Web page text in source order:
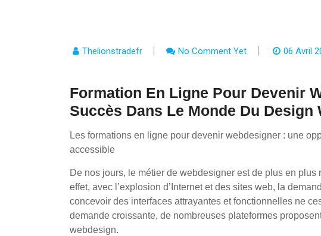
Thelionstradefr No Comment Yet 06 Avril
Formation En Ligne Pour Devenir
Succès Dans Le Monde Du Design
Les formations en ligne pour devenir webdesigner : une
accessible
De nos jours, le métier de webdesigner est de plus en
effet, avec l’explosion d’Internet et des sites web, la
concevoir des interfaces attrayantes et fonctionnelles ne
demande croissante, de nombreuses plateformes
webdesign.